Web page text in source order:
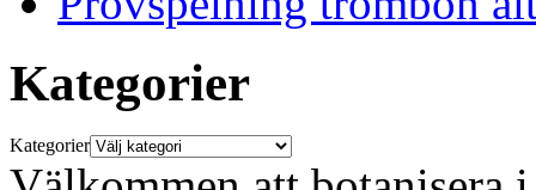
Kategorier
Kategorier